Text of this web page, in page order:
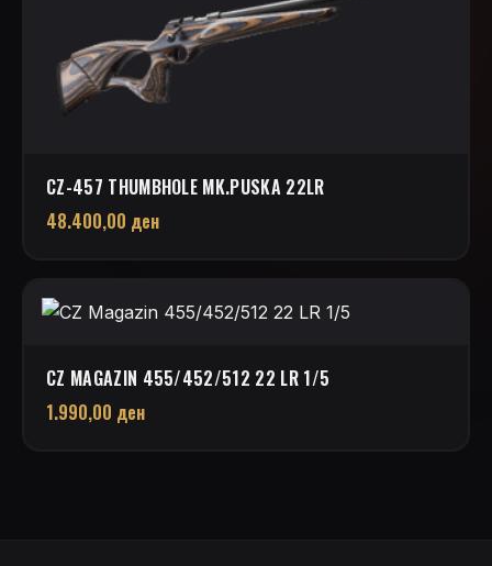
CZ-457 THUMBHOLE MK.PUSKA 22LR
48.400,00 ден
CZ MAGAZIN 455/452/512 22 LR 1/5
1.990,00 ден